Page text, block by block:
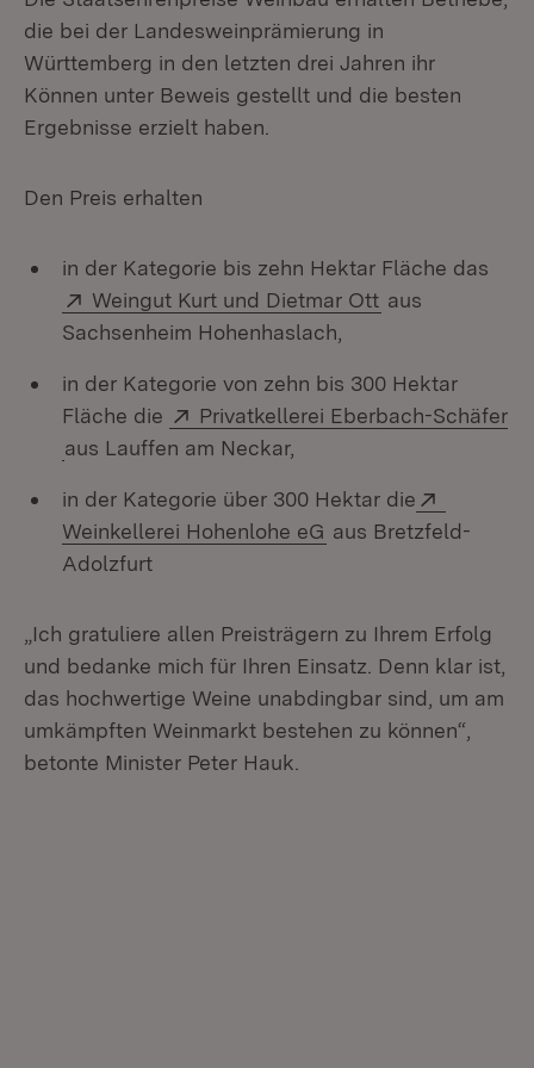
die bei der Landesweinprämierung in
Württemberg in den letzten drei Jahren ihr
Können unter Beweis gestellt und die besten
Ergebnisse erzielt haben.
Den Preis erhalten
in der Kategorie bis zehn Hektar Fläche das
Extern:
Weingut Kurt und Dietmar Ott (Öffnet in
aus
Sachsenheim Hohenhaslach,
in der Kategorie von zehn bis 300 Hektar
Fläche die
Extern:
Privatkellerei Eberbach-Schäfer
(Öffnet in neuem Fenster)
aus Lauffen am Neckar,
in der Kategorie über 300 Hektar die
Weinkellerei Hohenlohe eG (Öffnet in neuem
aus Bretzfeld-
Adolzfurt
„Ich gratuliere allen Preisträgern zu Ihrem Erfolg
und bedanke mich für Ihren Einsatz. Denn klar ist,
das hochwertige Weine unabdingbar sind, um am
umkämpften Weinmarkt bestehen zu können“,
betonte Minister Peter Hauk.